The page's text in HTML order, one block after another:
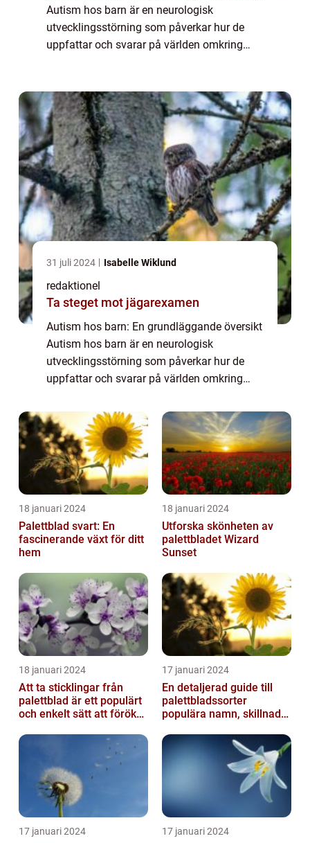
Autism hos barn är en neurologisk
utvecklingsstörning som påverkar hur de
uppfattar och svarar på världen omkring
och det påverk...
31 juli 2024 Isabelle Wiklund
redaktionel
Ta steget mot jägarexamen
Autism hos barn: En grundläggande översikt
Autism hos barn är en neurologisk
utvecklingsstörning som påverkar hur de
uppfattar och svarar på världen omkring
vanligtvis upptäcks under tidig barndom,
och det påverk...
18 januari 2024
Palettblad svart: En
fascinerande växt för ditt
hem
18 januari 2024
Utforska skönheten av
palettbladet Wizard
Sunset
18 januari 2024
Att ta sticklingar från
palettblad är ett populärt
och enkelt sätt att föröka
17 januari 2024
En detaljerad guide till
palettbladssorter
populära namn, skillnader
17 januari 2024 17 januari 2024